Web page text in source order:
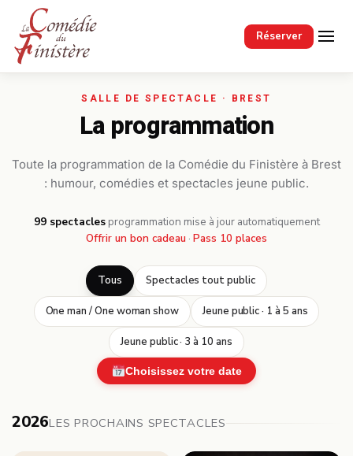
Réserver
Passer au contenu principal
La programmation
Toute la programmation de la Comédie du Finistère à Brest
: humour, comédies et spectacles jeune public.
99 spectacles· programmation mise à jour automatiquement
Offrir un bon cadeau · Pass 10 places
Tous Spectacles tout public
One man / One woman show Jeune public · 1 à 5 ans
Jeune public · 3 à 10 ans
Choisissez votre date
2026LES PROCHAINS SPECTACLES